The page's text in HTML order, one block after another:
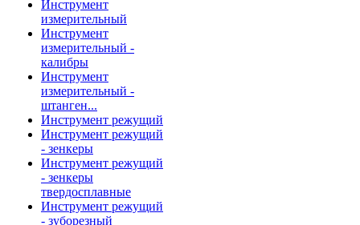
Инструмент
измерительный
Инструмент
измерительный -
калибры
Инструмент
измерительный -
штанген...
Инструмент режущий
Инструмент режущий
- зенкеры
Инструмент режущий
- зенкеры
твердосплавные
Инструмент режущий
- зуборезный